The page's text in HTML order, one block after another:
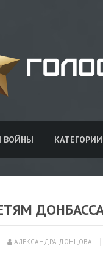
ВОЙНЫ КАТЕГОРИИ
АЛЕКСАНДРА ДОНЦОВА